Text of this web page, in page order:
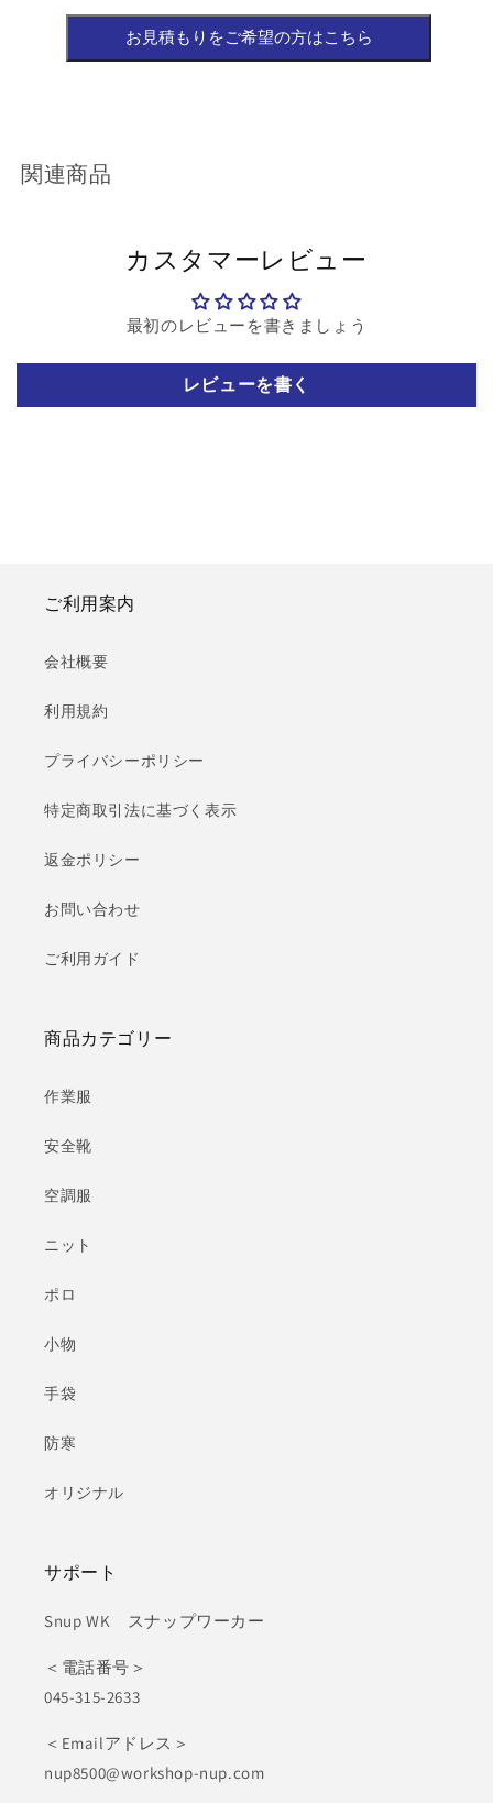
関連商品
カスタマーレビュー
最初のレビューを書きましょう
レビューを書く
ご利用案内
会社概要
利用規約
プライバシーポリシー
特定商取引法に基づく表示
返金ポリシー
お問い合わせ
ご利用ガイド
商品カテゴリー
作業服
安全靴
空調服
ニット
ポロ
小物
手袋
防寒
オリジナル
サポート
Snup WK スナップワーカー
＜電話番号＞
045-315-2633
＜Emailアドレス＞
nup8500@workshop-nup.com